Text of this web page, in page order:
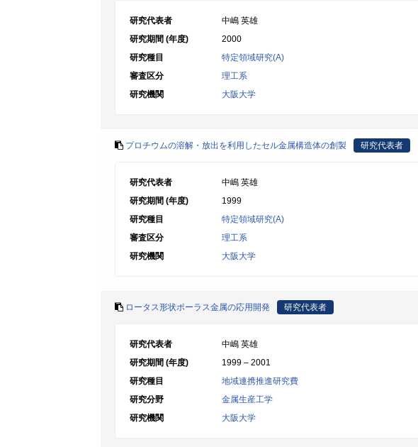
研究代表者
中嶋 英雄
研究期間 (年度)
2000
研究種目
特定領域研究(A)
審査区分
理工系
研究機関
大阪大学
プロチウムの溶解・放出を利用したセル金属構造体の創製 研究代表者
研究代表者
中嶋 英雄
研究期間 (年度)
1999
研究種目
特定領域研究(A)
審査区分
理工系
研究機関
大阪大学
ロータス形状ポーラス金属の応用開発 研究代表者
研究代表者
中嶋 英雄
研究期間 (年度)
1999 – 2001
研究種目
地域連携推進研究費
研究分野
金属生産工学
研究機関
大阪大学